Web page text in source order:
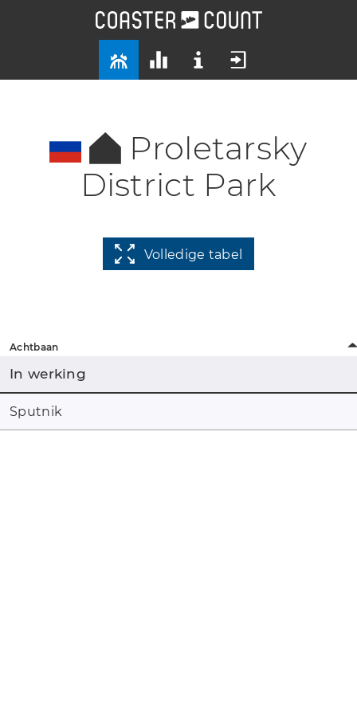
Proletarsky
District Park
Volledige tabel
Achtbaan
In werking
Sputnik